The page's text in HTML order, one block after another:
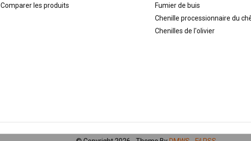
Comparer les produits
Fumier de buis
Chenille processionnaire du
Chenilles de l'olivier